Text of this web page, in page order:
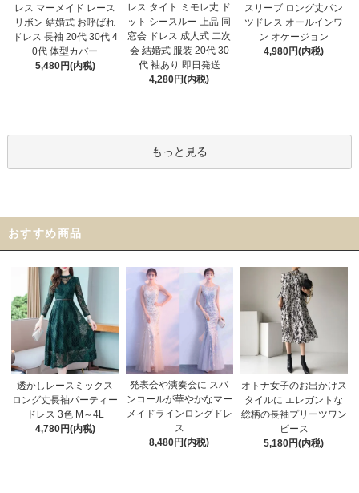
レス マーメイド レース
リボン 結婚式 お呼ばれ
ドレス 長袖 20代 30代 4
0代 体型カバー
5,480円(内税)
レス タイト ミモレ丈 ド
ット シースルー 上品 同
窓会 ドレス 成人式 二次
会 結婚式 服装 20代 30
代 袖あり 即日発送
4,280円(内税)
スリーブ ロング丈パン
ツドレス オールインワ
ン オケージョン
4,980円(内税)
もっと見る
おすすめ商品
透かしレースミックス
ロング丈長袖パーティー
ドレス 3色 M～4L
4,780円(内税)
発表会や演奏会に スパ
ンコールが華やかなマー
メイドラインロングドレ
ス
8,480円(内税)
オトナ女子のお出かけス
タイルに エレガントな
総柄の長袖プリーツワン
ピース
5,180円(内税)